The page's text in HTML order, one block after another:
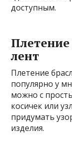
доступным.
лент
Плетение
популярно у
можно с
косичек или
придумать
изделия.